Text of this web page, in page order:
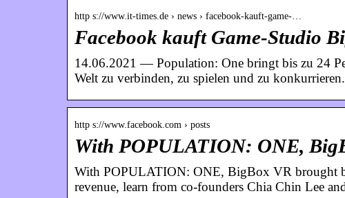
http s://www.it-times.de › news › facebook-kauft-game-…
Facebook kauft Game-Studio
14.06.2021 — Population: One bringt bis zu 24
Welt zu verbinden, zu spielen und zu konkurrieren.
http s://www.facebook.com › posts
With POPULATION: ONE,
With POPULATION: ONE, BigBox VR brought
revenue, learn from co-founders Chia Chin Lee